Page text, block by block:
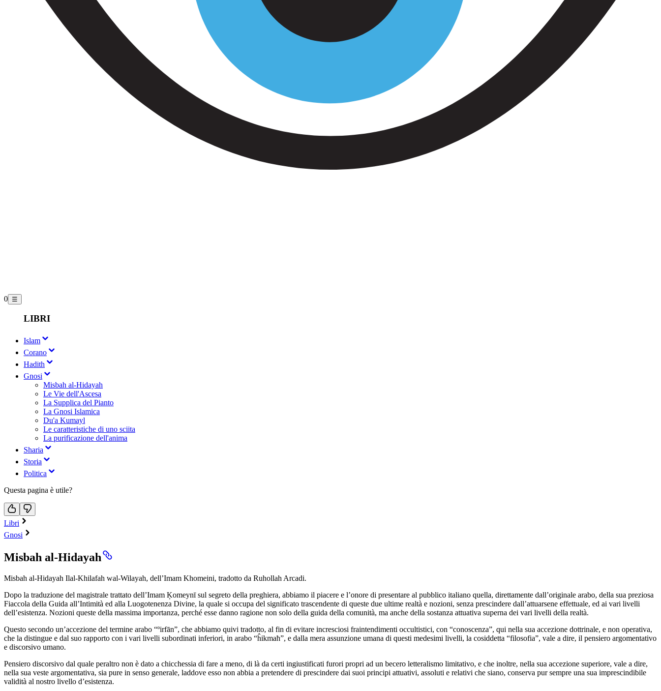
0 ☰
LIBRI
Islam
Corano
Hadith
Gnosi
Misbah al-Hidayah
Le Vie dell'Ascesa
La Supplica del Pianto
La Gnosi Islamica
Du'a Kumayl
Le caratteristiche di uno sciita
La purificazione dell'anima
Sharia
Storia
Politica
Questa pagina è utile?
Libri
Gnosi
Misbah al-Hidayah
Misbah al-Hidayah Ilal-Khilafah wal-Wilayah, dell’Imam Khomeini, tradotto da Ruhollah Arcadi.
Dopo la traduzione del magistrale trattato dell’Imam Ķomeynī sul segreto della preghiera, abbiamo il piacere e l’onore di presentare al pubblico italiano quella, direttamente dall’originale arabo, della sua preziosa
Fiaccola della Guida all’Intimità ed alla Luogotenenza Divine, la quale si occupa del significato trascendente di queste due ultime realtà e nozioni, senza prescindere dall’attuarsene effettuale, ed ai vari livelli
dell’esistenza. Nozioni queste della massima importanza, perché esse danno ragione non solo della guida della comunità, ma anche della sostanza attuativa superna dei vari livelli della realtà.
Questo secondo un’accezione del termine arabo “ºirfān”, che abbiamo quivi tradotto, al fin di evitare incresciosi fraintendimenti occultistici, con “conoscenza”, qui nella sua accezione dottrinale, e non operativa,
che la distingue e dal suo rapporto con i vari livelli subordinati inferiori, in arabo “ĥikmaħ”, e dalla mera assunzione umana di questi medesimi livelli, la cosiddetta “filosofia”, vale a dire, il pensiero argomentativo
e discorsivo umano.
Pensiero discorsivo dal quale peraltro non è dato a chicchessia di fare a meno, di là da certi ingiustificati furori propri ad un becero letteralismo limitativo, e che inoltre, nella sua accezione superiore, vale a dire,
nella sua veste argomentativa, sia pure in senso generale, laddove esso non abbia a pretendere di prescindere dai suoi principi attuativi, assoluti e relativi che siano, conserva pur sempre una sua imprescindibile
validità al nostro livello d’esistenza.